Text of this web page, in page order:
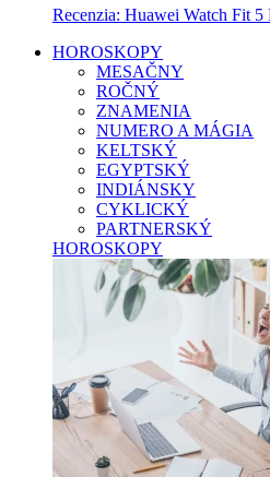
Recenzia: Huawei Watch Fit
HOROSKOPY
MESAČNY
ROČNÝ
ZNAMENIA
NUMERO A MÁGIA
KELTSKÝ
EGYPTSKÝ
INDIÁNSKY
CYKLICKÝ
PARTNERSKÝ
HOROSKOPY